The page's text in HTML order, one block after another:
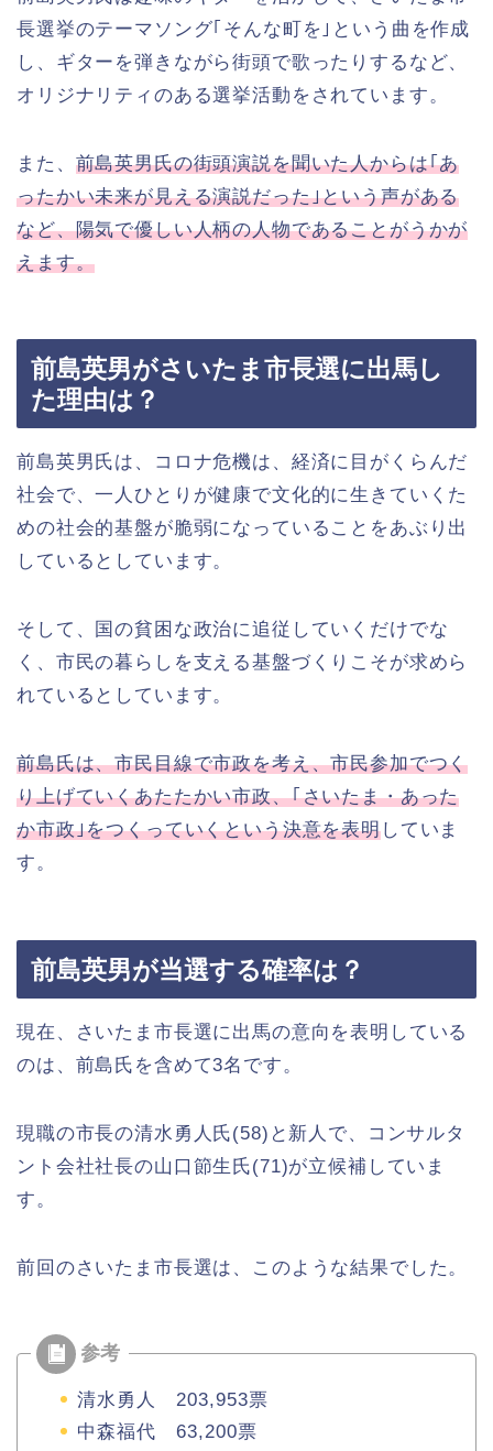
長選挙のテーマソング｢そんな町を｣という曲を作成
し、ギターを弾きながら街頭で歌ったりするなど、
オリジナリティのある選挙活動をされています。
また、 前島英男氏の街頭演説を聞いた人からは｢あ
ったかい未来が見える演説だった｣という声がある
など、陽気で優しい人柄の人物であることがうかが
えます。
前島英男がさいたま市長選に出馬し
た理由は？
前島英男氏は、コロナ危機は、経済に目がくらんだ
社会で、一人ひとりが健康で文化的に生きていくた
めの社会的基盤が脆弱になっていることをあぶり出
しているとしています。
そして、国の貧困な政治に追従していくだけでな
く、市民の暮らしを支える基盤づくりこそが求めら
れているとしています。
前島氏は、市民目線で市政を考え、市民参加でつく
り上げていくあたたかい市政、｢さいたま・あった
か市政｣をつくっていくという決意を表明していま
す。
前島英男が当選する確率は？
現在、さいたま市長選に出馬の意向を表明している
のは、前島氏を含めて3名です。
現職の市長の清水勇人氏(58)と新人で、コンサルタ
ント会社社長の山口節生氏(71)が立候補していま
す。
前回のさいたま市長選は、このような結果でした。
清水勇人 203,953票
中森福代 63,200票